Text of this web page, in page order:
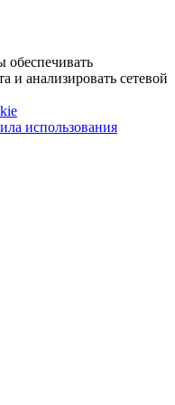
и анализировать сетевой
использования